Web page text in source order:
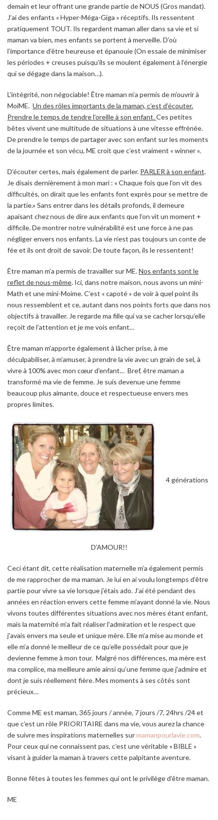
demain et leur offrant une grande partie de NOUS (Gros mandat).
J’ai des enfants « Hyper-Méga-Giga » réceptifs. Ils ressentent
pratiquement TOUT. Ils regardent maman aller dans sa vie et si
maman va bien, mes enfants se portent à merveille. D’où
l’importance d’être heureuse et épanouie (On essaie de minimiser
les périodes + creuses puisqu’ils se moulent également à l’énergie
qui se dégage dans la maison…).
L’intégrité, non négociable! Être maman m’a permis de m’ouvrir à
MoiME. Un des rôles importants de la maman, c’est d’écouter.
Prendre le temps de tendre l’oreille à son enfant.Ces petites
bêtes vivent une multitude de situations à une vitesse effrénée.
De prendre le temps de partager avec son enfant sur les moments
de la journée et son vécu, ME croit que c’est vraiment « winner ».
D’écouter certes, mais également de parler. PARLER à son enfant.
Je disais dernièrement à mon mari : « Chaque fois que l’on vit des
difficultés, on dirait que les enfants font exprès pour se mettre de
la partie.» Sans entrer dans les détails profonds, il demeure
apaisant chez nous de dire aux enfants que l’on vit un moment +
difficile. De montrer notre vulnérabilité est une force à ne pas
négliger envers nos enfants. La vie n’est pas toujours un conte de
fée et ils ont droit de savoir. De toute façon, ils le ressentent!
Être maman m’a permis de travailler sur ME.Nos enfants sont le
reflet de nous-même. Ici, dans notre maison, nous avons un mini-
Math et une mini-Moime. C’est « capoté » de voir à quel point ils
nous ressemblent et ce, autant dans nos points forts que dans nos
objectifs à travailler. Je regarde ma fille qui va se cacher lorsqu’elle
reçoit de l’attention et je me vois enfant…
Être maman m’apporte également à lâcher prise, à me
déculpabiliser, à m’amuser, à prendre la vie avec un grain de sel, à
vivre à 100% avec mon cœur d’enfant… Bref, être maman a
transformé ma vie de femme. Je suis devenue une femme
beaucoup plus aimante, douce et respectueuse envers mes
propres limites.
4 générations
D’AMOUR!!
Ceci étant dit, cette réalisation maternelle m’a également permis
de me rapprocher de ma maman. Je lui en ai voulu longtemps d’être
partie pour vivre sa vie lorsque j’étais ado. J’ai été pendant des
années en réaction envers cette femme m’ayant donné la vie. Nous
vivons toutes différentes situations avec nos mères étant enfant,
mais la maternité m’a fait réaliser l’admiration et le respect que
j’avais envers ma seule et unique mère. Elle m’a mise au monde et
elle m’a donné le meilleur de ce qu’elle possédait pour que je
devienne femme à mon tour. Malgré nos différences, ma mère est
ma complice, ma meilleure amie ainsi qu’une femme que j’admire et
dont je suis réellement fière. Mes moments à ses côtés sont
précieux…
Comme ME est maman, 365 jours / année, 7 jours /7, 24hrs /24 et
que c’est un rôle PRIORITAIRE dans ma vie, vous aurez la chance
de suivre mes inspirations maternelles surmamanpourlavie.com.
Pour ceux qui ne connaissent pas, c’est une véritable « BIBLE »
visant à guider la maman à travers cette palpitante aventure.
Bonne fêtes à toutes les femmes qui ont le privilège d’être maman.
ME